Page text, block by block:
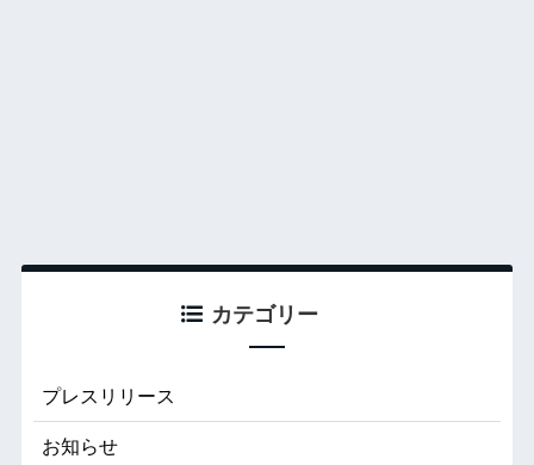
カテゴリー
プレスリリース
お知らせ